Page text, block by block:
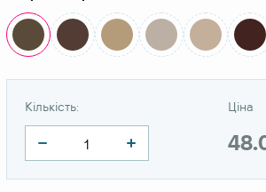
Кількість: Ціна